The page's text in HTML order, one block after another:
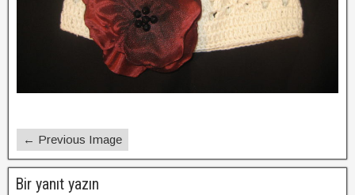
← Previous Image
Bir yanıt yazın